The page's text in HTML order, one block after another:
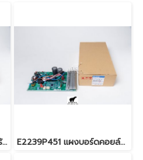
E2241P451 แผงบอร์ดคอยล์ร้อนแอร์มิตซู (อินเวอร์เตอร์) รุ่น MUY-GT15,18 E2239P451 แผงบอร์ดคอยล์ร้อนแอร์มิตซู (อินเวอร์เตอร์) รุ่น MUY-GT13